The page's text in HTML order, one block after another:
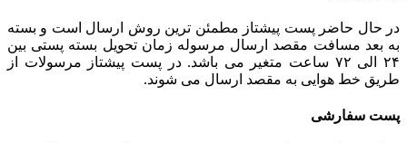
در حال حاضر پست پیشتاز مطمئن ترین روش ارسال است و بسته
به بعد مسافت مقصد ارسال مرسوله زمان تحویل بسته پستی بین
۲۴ الی ۷۲ ساعت متغیر می باشد. در پست پیشتاز مرسولات از
طریق خط هوایی به مقصد ارسال می شوند.
پست سفارشی